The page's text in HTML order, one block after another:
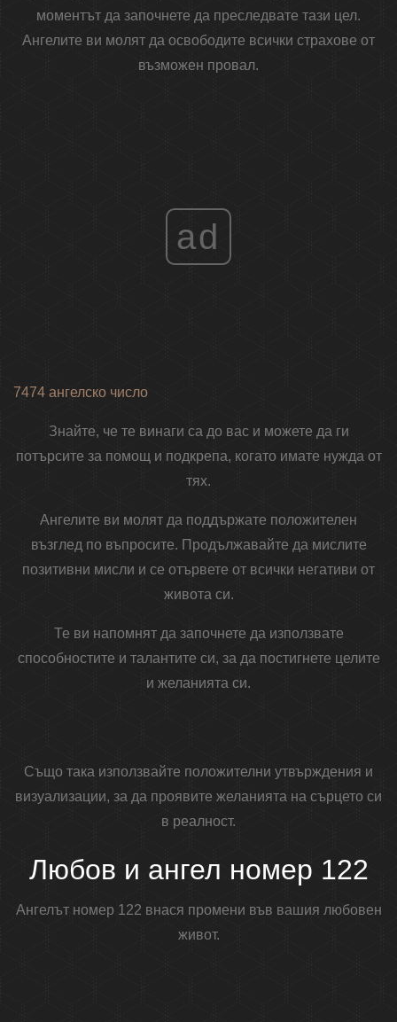
моментът да започнете да преследвате тази цел.
Ангелите ви молят да освободите всички страхове от
възможен провал.
ad
7474 ангелско число
Знайте, че те винаги са до вас и можете да ги
потърсите за помощ и подкрепа, когато имате нужда от
тях.
Ангелите ви молят да поддържате положителен
възглед по въпросите. Продължавайте да мислите
позитивни мисли и се отървете от всички негативи от
живота си.
Те ви напомнят да започнете да използвате
способностите и талантите си, за да постигнете целите
и желанията си.
Също така използвайте положителни утвърждения и
визуализации, за да проявите желанията на сърцето си
в реалност.
Любов и ангел номер 122
Ангелът номер 122 внася промени във вашия любовен
живот.